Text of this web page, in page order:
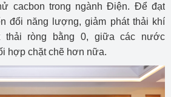
cacbon trong ngành Điện. Để đạt
đổi năng lượng, giảm phát thải khí
thải ròng bằng 0, giữa các nước
hợp chặt chẽ hơn nữa.